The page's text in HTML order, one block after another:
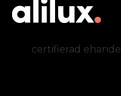
certifierad ehandel